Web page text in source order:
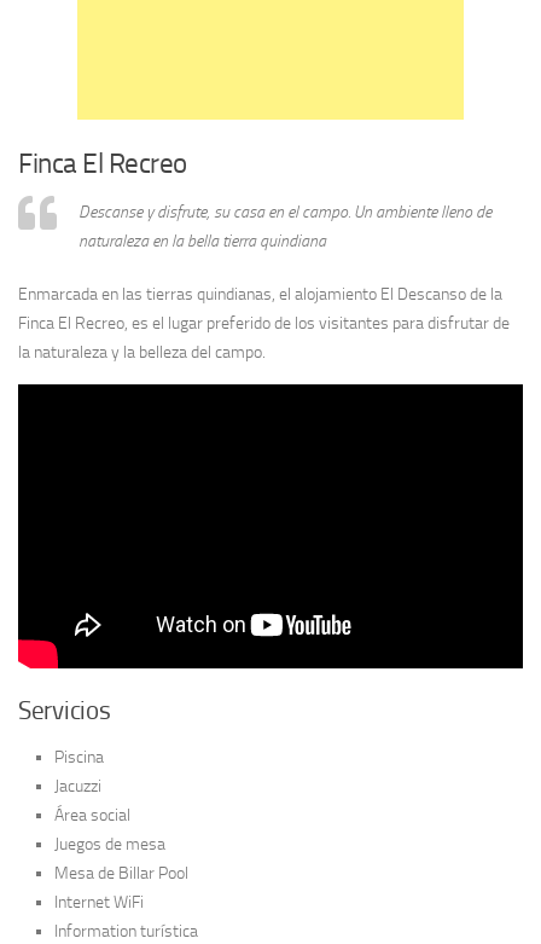
Finca El Recreo
Descanse y disfrute, su casa en el campo. Un ambiente lleno de
naturaleza en la bella tierra quindiana
Enmarcada en las tierras quindianas, el alojamiento El Descanso de la
Finca El Recreo, es el lugar preferido de los visitantes para disfrutar de
la naturaleza y la belleza del campo.
Servicios
Piscina
Jacuzzi
Área social
Juegos de mesa
Mesa de Billar Pool
Internet WiFi
Information turística